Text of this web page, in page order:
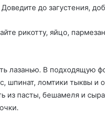
до загустения,
рикотту, яйцо,
лазанью. В подходящую
шпинат, ломтики тыквы и
из пасты, бешамеля и